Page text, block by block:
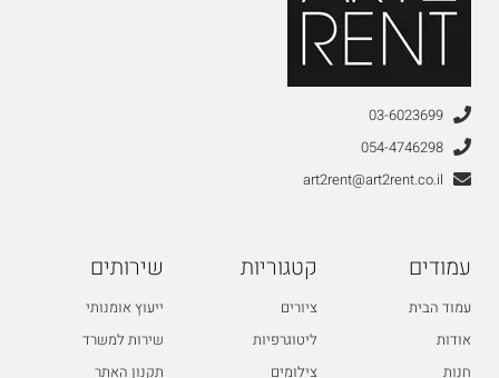
03-6023699
054-4746298
art2rent@art2rent.co.il
עמודים
עמוד הבית
אודות
חנות
קטגוריות
ציורים
ליטוגרפיות
צילומים
שירותים
ייעוץ אומנותי
שירות למשרד
תקנון האתר